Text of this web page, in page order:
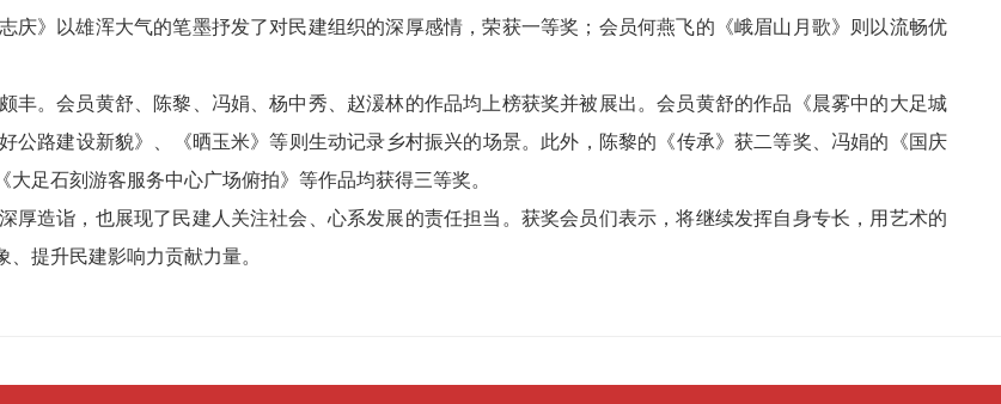
庆》以雄浑大气的笔墨抒发了对民建组织的深厚感情，荣获一等奖；会员何燕飞的《峨眉山月歌》则以流畅优
丰。会员黄舒、陈黎、冯娟、杨中秀、赵湲林的作品均上榜获奖并被展出。会员黄舒的作品《晨雾中的大足城
公路建设新貌》、《晒玉米》等则生动记录乡村振兴的场景。此外，陈黎的《传承》获二等奖、冯娟的《国庆
足石刻游客服务中心广场俯拍》等作品均获得三等奖。
厚造诣，也展现了民建人关注社会、心系发展的责任担当。获奖会员们表示，将继续发挥自身专长，用艺术的
提升民建影响力贡献力量。